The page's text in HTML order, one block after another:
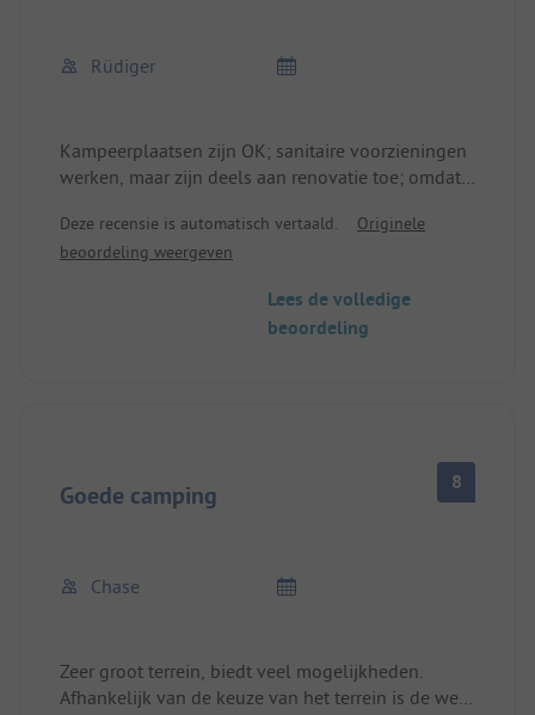
Rüdiger
Kampeerplaatsen zijn OK; sanitaire voorzieningen
werken, maar zijn deels aan renovatie toe; omdat
nodig (sterk aanbevolen).
Deze recensie is automatisch vertaald.
Originele
beoordeling weergeven
Lees de volledige
beoordeling
Goede camping 8
Chase
Zeer groot terrein, biedt veel mogelijkheden.
Afhankelijk van de keuze van het terrein is de weg